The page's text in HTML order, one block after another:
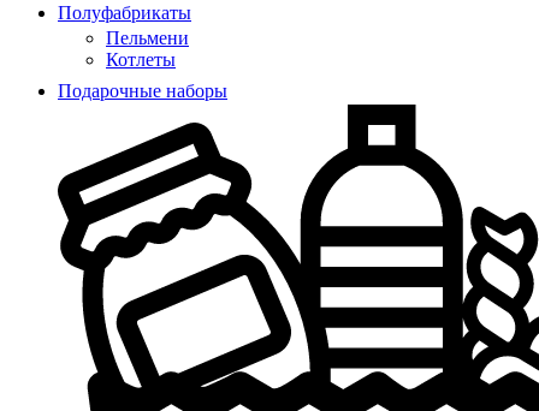
Полуфабрикаты
Пельмени
Котлеты
Подарочные наборы